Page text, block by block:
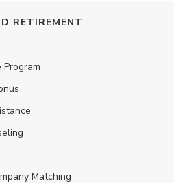
RETIREMENT
Program
Matching